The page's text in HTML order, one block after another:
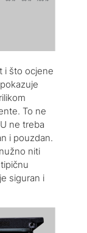
i što ocjene
To ne
ne treba
i pouzdan.
niti
siguran i